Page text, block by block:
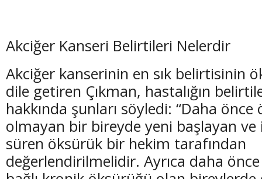
Akciğer Kanseri Belirtileri Nelerdir
Akciğer kanserinin en sık belirtisinin
dile getiren Çıkman, hastalığın
hakkında şunları söyledi: “Daha
olmayan bir bireyde yeni başlayan
süren öksürük bir hekim tarafından
değerlendirilmelidir. Ayrıca daha